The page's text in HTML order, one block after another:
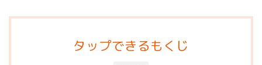
タップできるもくじ